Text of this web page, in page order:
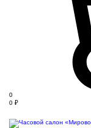
0
0 ₽